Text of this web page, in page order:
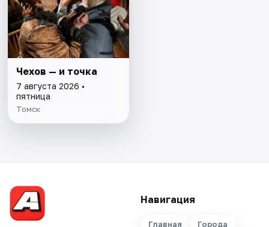
Чехов — и точка
7 августа 2026 •
пятница
Томск
Навигация
Главная Города